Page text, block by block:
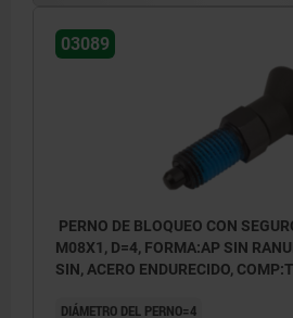
03089
PERNO DE BLOQUEO CON
M08X1, D=4, FORMA:AP SIN
SIN, ACERO ENDURECIDO,
DIÁMETRO DEL PERNO=4